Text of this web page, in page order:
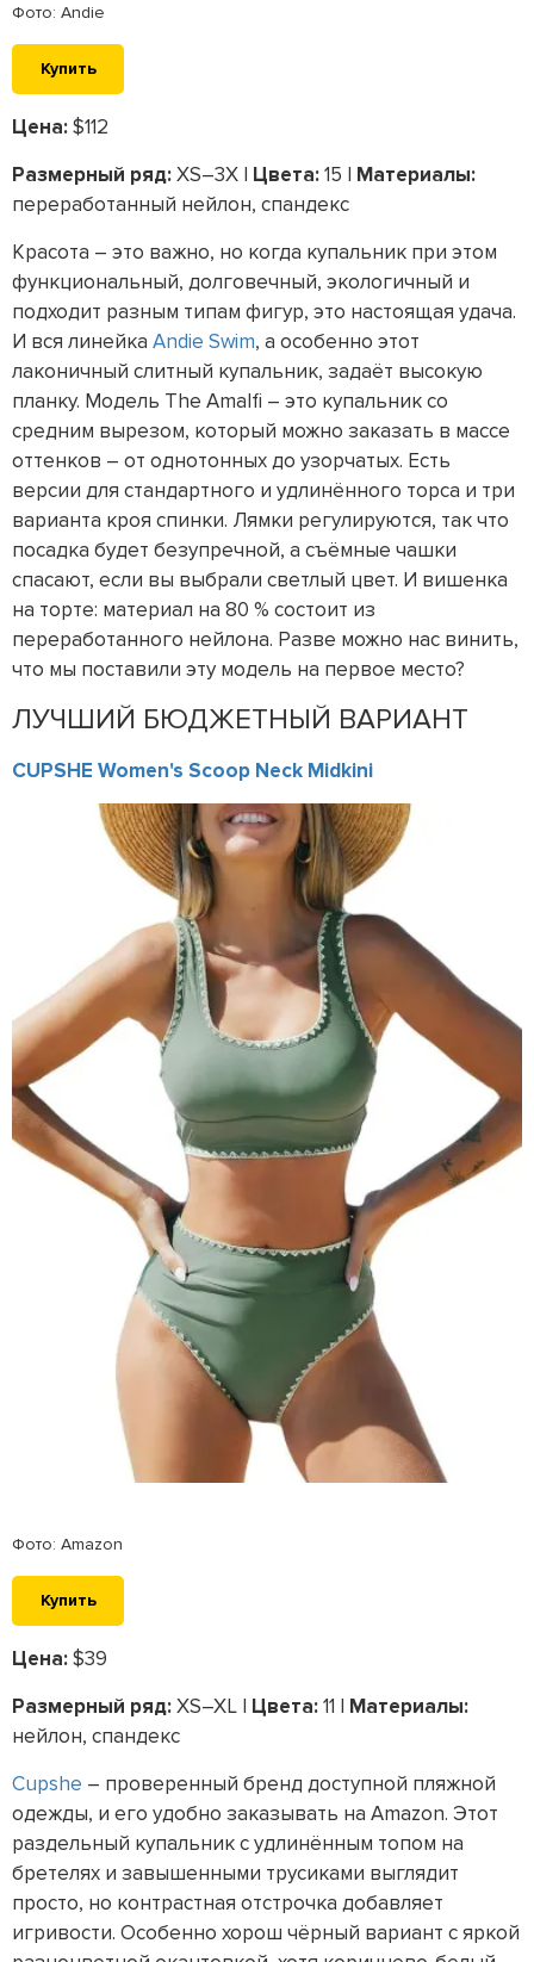
Фото: Andie
Купить
Цена:$112
Размерный ряд:XS–3X | Цвета:15 | Материалы:
переработанный нейлон, спандекс
Красота – это важно, но когда купальник при этом
функциональный, долговечный, экологичный и
подходит разным типам фигур, это настоящая удача.
И вся линейка Andie Swim, а особенно этот
лаконичный слитный купальник, задаёт высокую
планку. Модель The Amalfi – это купальник со
средним вырезом, который можно заказать в массе
оттенков – от однотонных до узорчатых. Есть
версии для стандартного и удлинённого торса и три
варианта кроя спинки. Лямки регулируются, так что
посадка будет безупречной, а съёмные чашки
спасают, если вы выбрали светлый цвет. И вишенка
на торте: материал на 80 % состоит из
переработанного нейлона. Разве можно нас винить,
что мы поставили эту модель на первое место?
ЛУЧШИЙ БЮДЖЕТНЫЙ ВАРИАНТ
CUPSHE Women's Scoop Neck Midkini
Фото: Amazon
Купить
Цена:$39
Размерный ряд:XS–XL | Цвета:11 | Материалы:
нейлон, спандекс
Cupshe – проверенный бренд доступной пляжной
одежды, и его удобно заказывать на Amazon. Этот
раздельный купальник с удлинённым топом на
бретелях и завышенными трусиками выглядит
просто, но контрастная отстрочка добавляет
игривости. Особенно хорош чёрный вариант с яркой